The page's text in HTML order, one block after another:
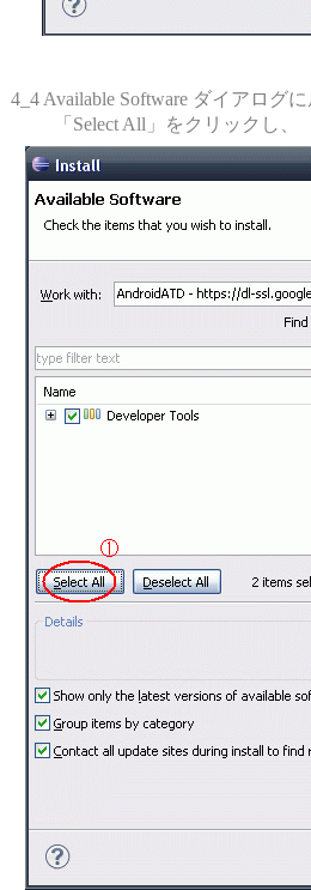
4_4 Available Software ダイアログ
「Select All」をクリックし、